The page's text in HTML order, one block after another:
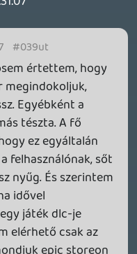
hogy a
az
nem